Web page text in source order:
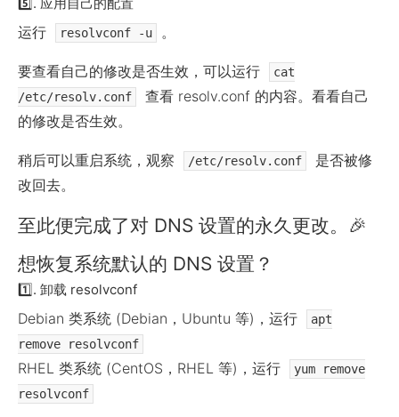
运行 resolvconf -u 。
要查看自己的修改是否生效，可以运行
cat
/etc/resolv.conf
查看 resolv.conf 的内容。看看自己
的修改是否生效。
稍后可以重启系统，观察 /etc/resolv.conf
是否被修
改回去。
至此便完成了对 DNS 设置的永久更改。 🎉
想恢复系统默认的 DNS 设置？
1️⃣. 卸载 resolvconf
Debian 类系统 (Debian，Ubuntu 等)，运行
apt
remove resolvconf
RHEL 类系统 (CentOS，RHEL 等)，运行
yum remove
resolvconf